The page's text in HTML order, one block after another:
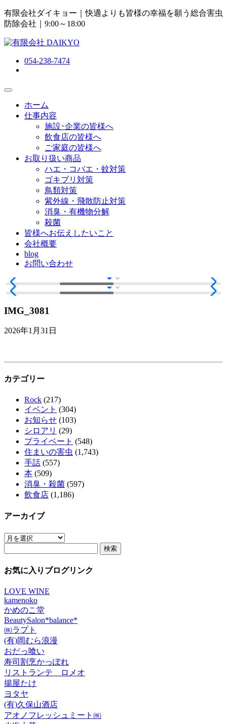
有限会社ダイキョー｜快適よりも皆様の幸福を願う総合害虫
防除会社 ｜9:00～18:00
054-238-7474
ホーム
仕事内容
施設･企業の皆様へ
飲食店の皆様へ
ご家庭の皆様へ
お取り扱い商品
ハエ・コバエ・蚊対策
ゴキブリ対策
鳥類対策
紫外線・飛散防止対策
消臭・有機物分解
殺菌
皆様へお伝えしたいこと
会社概要
blog
お問い合わせ
IMG_3081
2026年1月31日
カテゴリー
Rock (217)
イベント (304)
お知らせ (103)
シロアリ (29)
プライベート (548)
住まいの害虫 (1,743)
手話 (557)
本 (509)
消臭・殺菌 (597)
飲食店 (1,186)
アーカイブ
ア
イ
お気に入りブログリンク
LOVE WINE
kamenoko
かめのこ堂
BeautySalon*balance*
㈱ラプト
(有)岡むら浪漫
おだっ喰い
寿司割烹かっぽれ
リストランテ ロメオ
揚屋たけ
ヨタヤ
(有)久保山酒店
アオノフレッシュミート㈱